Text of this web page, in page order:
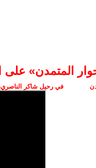
المتمدن» على
في رحيل شاكر